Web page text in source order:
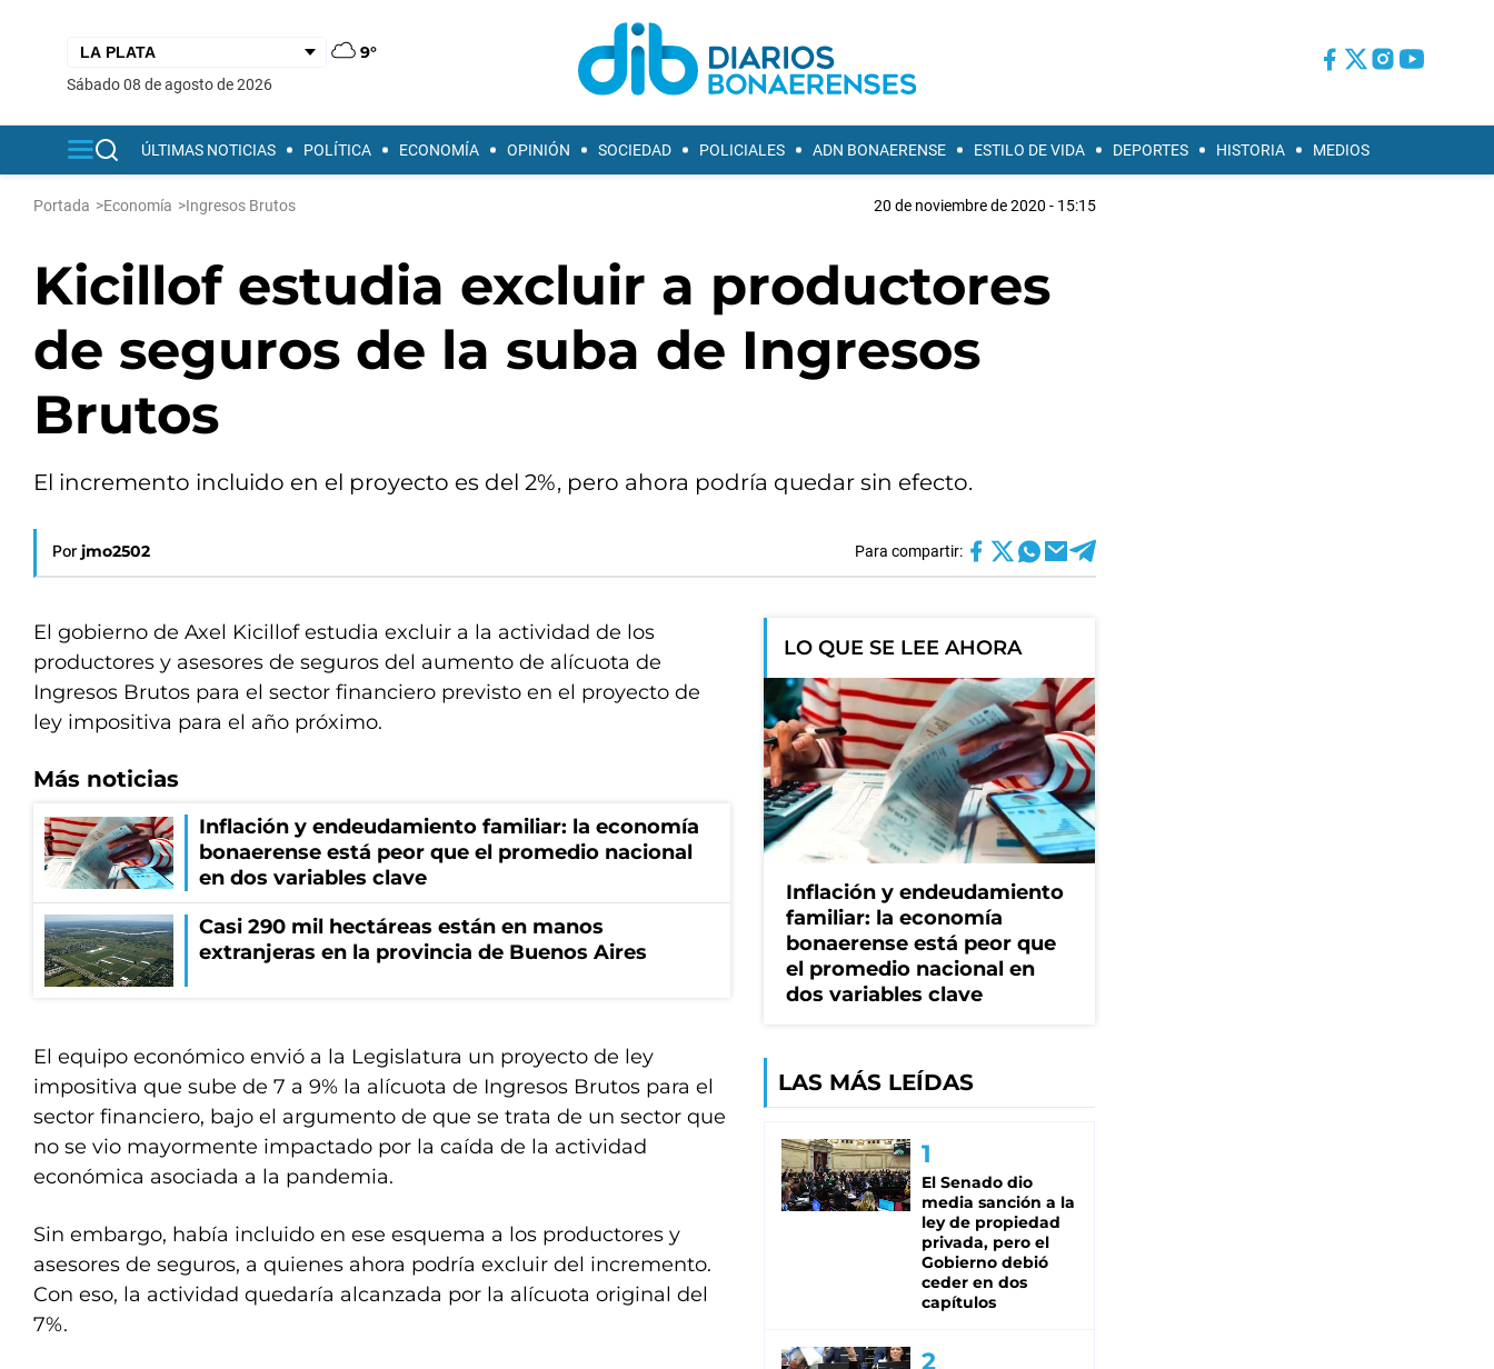
9°
sábado 08 de agosto de 2026
ÚLTIMAS NOTICIAS POLÍTICA ECONOMÍA OPINIÓN SOCIEDAD POLICIALES ADN BONAERENSE ESTILO DE VIDA DEPORTES HISTORIA MEDIOS
Portada >Economía >Ingresos Brutos 20 de noviembre de 2020 - 15:15
Kicillof estudia excluir a productores
de seguros de la suba de Ingresos
Brutos
El incremento incluido en el proyecto es del 2%, pero ahora podría quedar sin efecto.
Por jmo2502 Para compartir:
El gobierno de Axel Kicillof estudia excluir a la actividad de los
productores y asesores de seguros del aumento de alícuota de
Ingresos Brutos para el sector financiero previsto en el proyecto de
ley impositiva para el año próximo.
Más noticias
Inflación y endeudamiento familiar: la economía
bonaerense está peor que el promedio nacional
en dos variables clave
Casi 290 mil hectáreas están en manos
extranjeras en la provincia de Buenos Aires
El equipo económico envió a la Legislatura un proyecto de ley
impositiva que sube de 7 a 9% la alícuota de Ingresos Brutos para el
sector financiero, bajo el argumento de que se trata de un sector que
no se vio mayormente impactado por la caída de la actividad
económica asociada a la pandemia.
Sin embargo, había incluido en ese esquema a los productores y
asesores de seguros, a quienes ahora podría excluir del incremento.
Con eso, la actividad quedaría alcanzada por la alícuota original del
7%.
LO QUE SE LEE AHORA
Inflación y endeudamiento
familiar: la economía
bonaerense está peor que
el promedio nacional en
dos variables clave
LAS MÁS LEÍDAS
El Senado dio
media sanción a la
ley de propiedad
privada, pero el
Gobierno debió
ceder en dos
capítulos